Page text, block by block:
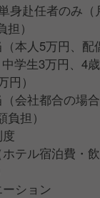
赴任者のみ（
）
本人5万円、配
学生3万円、4歳
円）
会社都合の場
担）
テル宿泊費・飲
ション